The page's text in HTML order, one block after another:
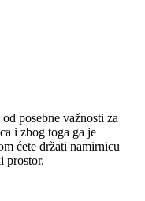
posebne važnosti za
i zbog toga ga je
ćete držati namirnicu
prostor.